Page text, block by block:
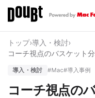
トップ›導入・検討›
コーチ視点のバスケット
導入・検討 #Mac#導入事例
コーチ視点の